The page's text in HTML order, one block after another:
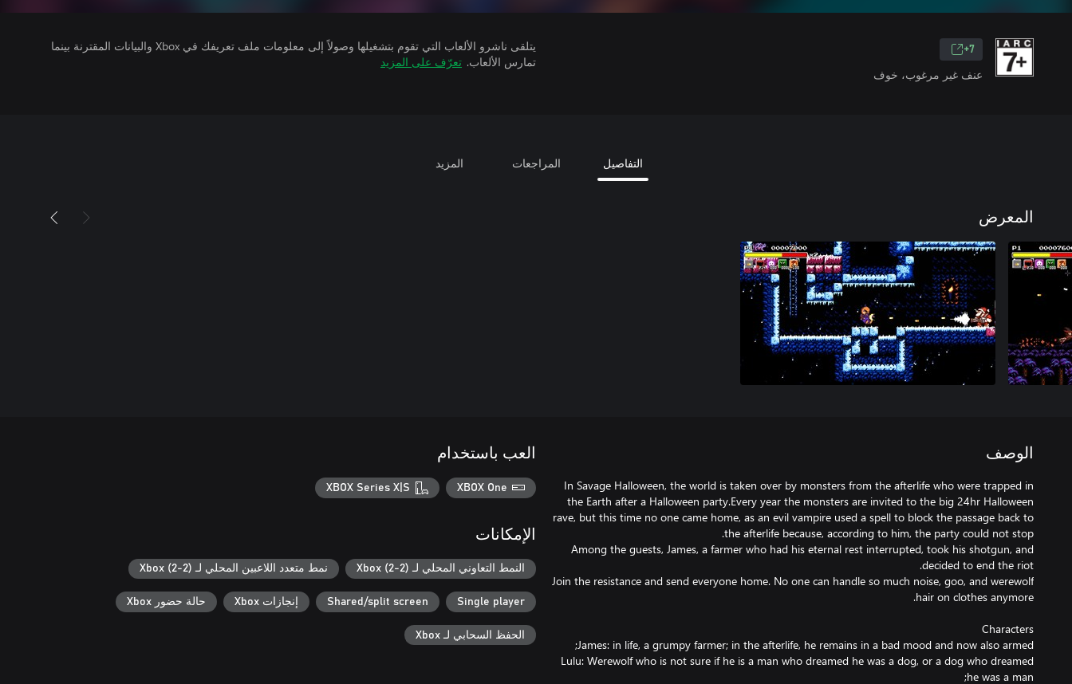
7+
عنف غير مرغوب، خوف
يتلقى ناشرو الألعاب التي تقوم بتشغيلها وصولاً إلى معلومات ملف تعريفك في Xbox والبيانات المقترنة بينما
تمارس الألعاب. تعرّف على المزيد
التفاصيل المراجعات المزيد
المعرض
الوصف
In Savage Halloween, the world is taken over by monsters from the afterlife who were trapped in
the Earth after a Halloween party.Every year the monsters are invited to the big 24hr Halloween
rave, but this time no one came home, as an evil vampire used a spell to block the passage back to
Among the guests, James, a farmer who had his eternal rest interrupted, took his shotgun, and
Join the resistance and send everyone home. No one can handle so much noise, goo, and werewolf
Lulu: Werewolf who is not sure if he is a man who dreamed he was a dog, or a dog who dreamed
العب باستخدام
XBOX One
XBOX Series X|S
الإمكانات
النمط التعاوني المحلي لـ Xbox (2-2) نمط متعدد اللاعبين المحلي لـ Xbox (2-2)
Single player
Shared/split screen إنجازات Xbox حالة حضور Xbox
الحفظ السحابي لـ Xbox